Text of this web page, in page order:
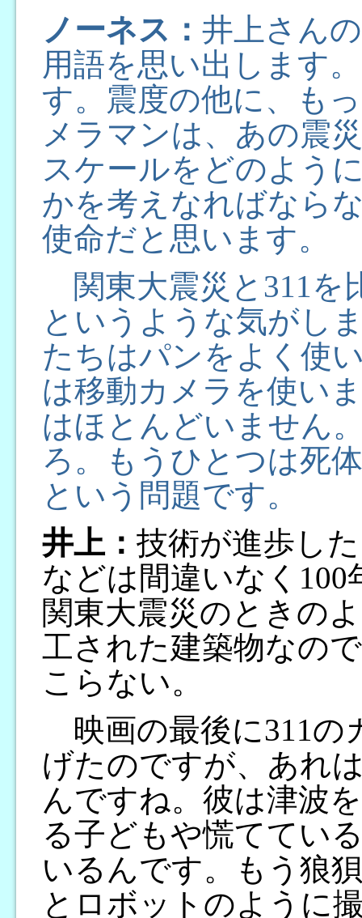
ノーネス： 井上さん
用語を思い出します
す。震度の他に、も
メラマンは、あの震
スケールをどのよう
かを考えなればなら
使命だと思います。
関東大震災と311を
というような気がし
たちはパンをよく使
は移動カメラを使い
はほとんどいません
ろ。もうひとつは死
という問題です。
井上： 技術が進歩し
などは間違いなく
関東大震災のときの
工された建築物なの
こらない。
映画の最後に311の
げたのですが、あれ
んですね。彼は津波
る子どもや慌ててい
いるんです。もう狼
とロボットのように